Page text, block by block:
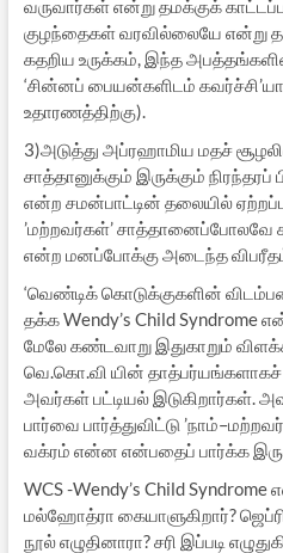
வருவார்கள் என்று தமக்குக்
குழந்தைகள் வரவில்லையே என்று
கதறிய உருக்கம், இந்த
‘சின்னப் பையன்களிடம்
உதாரணத்திற்கு).
3)அடுத்து அப்ரஹாமிய மதச்
சாத்தானுக்கும் இருக்கும் நிரந்தரப்
என்ற சமன்பாட்டின் தலையில்
’மற்றவர்கள்’ சாத்தானைப்போலவே
என்ற மனப்போக்கு அடைந்த
‘வெண்டிக் கொடுக்குகளின்
தக்க Wendy’s Child
மேலே கண்டவாறு இதுகாறும்
வெ.கொ.வி யின்
அவர்கள் பட்டியல் இடுகிறார்கள்.
பார்வை பார்த்துவிட்டு
வக்ரம் என்ன என்பதைப் பார்க்க
WCS -Wendy’s Child
மல்ஹோத்ரா கையாளுகிறார்?
நூல் எழுதினாரா? சரி இப்படி